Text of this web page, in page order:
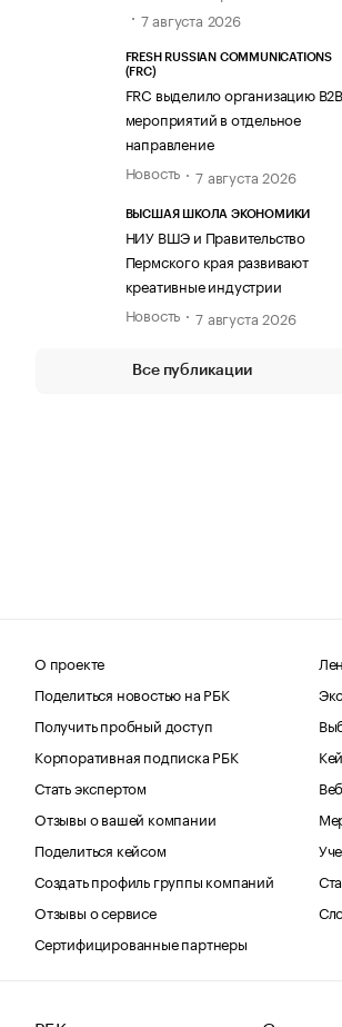
7 августа 2026
FRESH RUSSIAN COMMUNICATIONS
(FRC)
FRC выделило организацию
мероприятий в отдельное
направление
Новость
7 августа 2026
ВЫСШАЯ ШКОЛА ЭКОНОМИКИ
НИУ ВШЭ и Правительство
Пермского края развивают
креативные индустрии
Новость
7 августа 2026
Все публикации
О проекте
Поделиться новостью на РБК
Получить пробный доступ
Корпоративная подписка РБК
Стать экспертом
Отзывы о вашей компании
Поделиться кейсом
Создать профиль группы компаний
Отзывы о сервисе
Сертифицированные партнеры